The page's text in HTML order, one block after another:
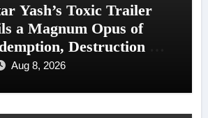
Yash’s Toxic Trailer
a Magnum Opus of
Destruction &
Aug 8, 2026